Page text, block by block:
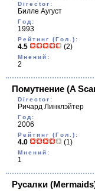
Director:
Билле Аугуст
Год:
1993
Рейтинг (Гол.):
4.5 (2)
Мнений:
2
Помутнение (A
Director:
Ричард Линклэйтер
Год:
2006
Рейтинг (Гол.):
4.0 (1)
Мнений:
1
Русалки